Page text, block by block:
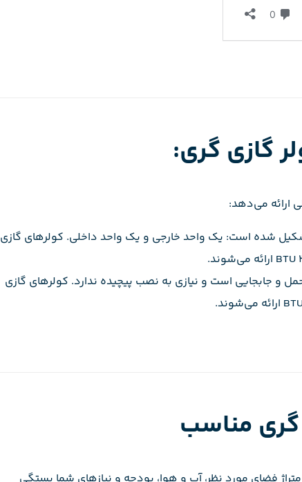
گازی گری:
ارائه می‌دهد:
شده است: یک واحد خارجی و یک واحد داخلی. کولرهای گازی
و جابجایی است و نیازی به نصب پیچیده ندارد. کولرهای گازی
گری مناسب